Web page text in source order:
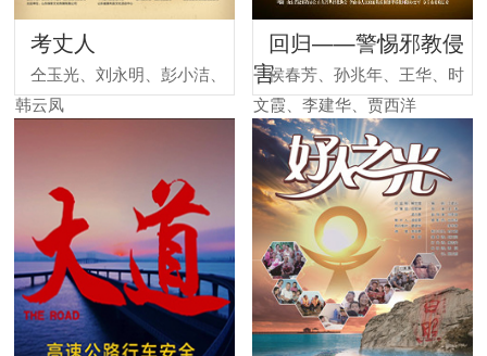
考丈人
仝玉光、刘永明、彭小洁、
韩云凤
回归——警惕邪教侵
害侯春芳、孙兆年、王华、时
文霞、李建华、贾西洋